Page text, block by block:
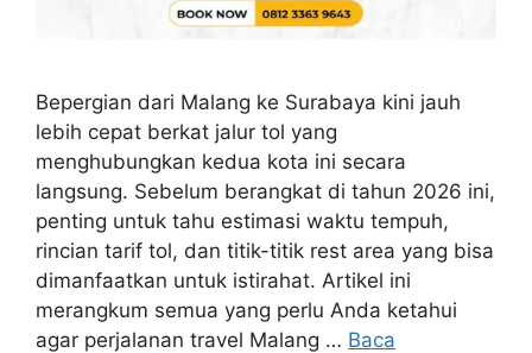
Bepergian dari Malang ke Surabaya kini jauh
lebih cepat berkat jalur tol yang
menghubungkan kedua kota ini secara
langsung. Sebelum berangkat di tahun 2026 ini,
penting untuk tahu estimasi waktu tempuh,
rincian tarif tol, dan titik-titik rest area yang bisa
dimanfaatkan untuk istirahat. Artikel ini
merangkum semua yang perlu Anda ketahui
agar perjalanan travel Malang … Baca